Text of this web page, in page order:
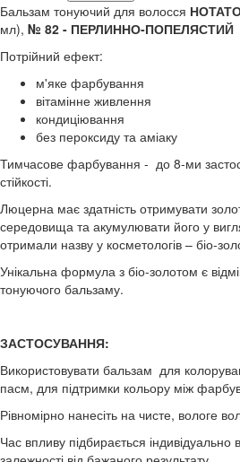
Бальзам тонуючий для волосся
мл), № 82 - ПЕРЛИННО-ПОПЕЛЯСТИЙ
Потрійний ефект:
м'яке фарбування
вітамінне живлення
кондиціювання
без пероксиду та аміаку
Тимчасове фарбування - до 8-ми
стійкості.
Люцерна має здатність отримувати
середовища та акумулювати його у
отримали назву у косметологів – біо-
Унікальна формула з біо-золотом є
тонуючого бальзаму.
ЗАСТОСУВАННЯ:
Використовувати бальзам для
пасм, для підтримки кольору між
Рівномірно нанесіть на чисте, вологе
Час впливу підбирається індивідуально